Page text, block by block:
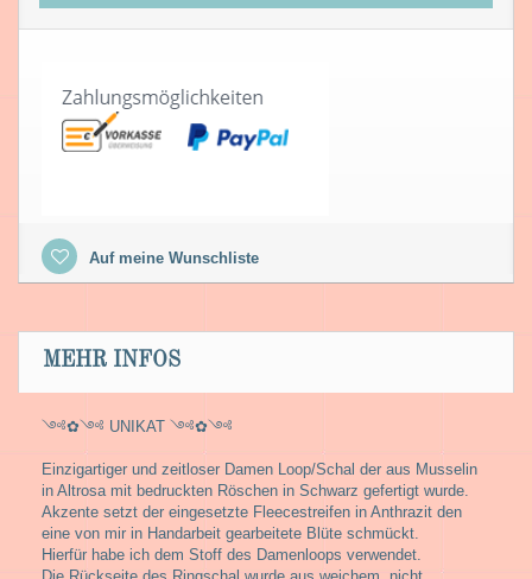
Auf meine Wunschliste
MEHR INFOS
༺✿༺ UNIKAT ༺✿༺
Einzigartiger und zeitloser Damen Loop/Schal der aus Musselin
in Altrosa mit bedruckten Röschen in Schwarz gefertigt wurde.
Akzente setzt der eingesetzte Fleecestreifen in Anthrazit den
eine von mir in Handarbeit gearbeitete Blüte schmückt.
Hierfür habe ich dem Stoff des Damenloops verwendet.